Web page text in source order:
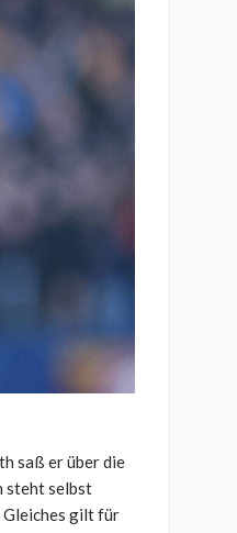
saß er über die
steht selbst
Gleiches gilt für